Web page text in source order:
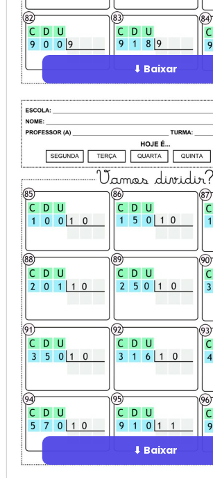
⬇ Baixar
⬇ Baixar